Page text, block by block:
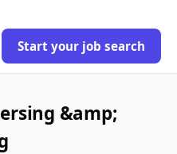
Start your job search
&amp;